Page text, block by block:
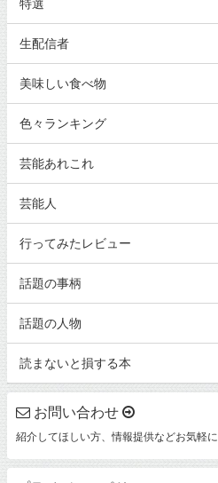
特選
生配信者
美味しい食べ物
色々ランキング
芸能あれこれ
芸能人
行ってみたレビュー
話題の事柄
話題の人物
読まないと損する本
お問い合わせ
紹介してほしい方、情報提供などお気軽に